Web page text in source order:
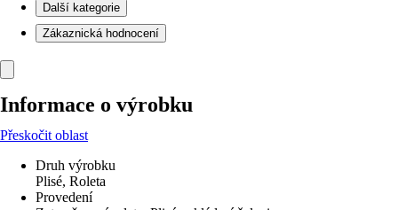
Další kategorie
Zákaznická hodnocení
Informace o výrobku
Přeskočit oblast
Druh výrobku
Plisé, Roleta
Provedení